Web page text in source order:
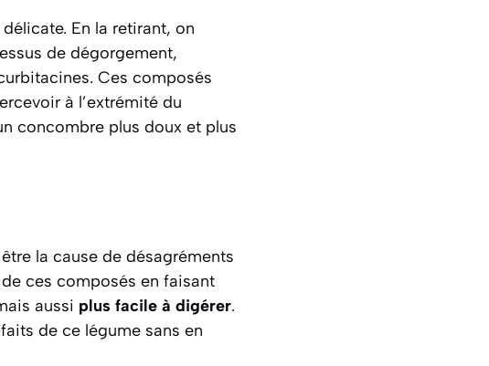
En la retirant, on
de dégorgement,
Ces composés
à l’extrémité du
concombre plus doux et plus
la cause de désagréments
ces composés en faisant
aussi plus facile à digérer.
de ce légume sans en